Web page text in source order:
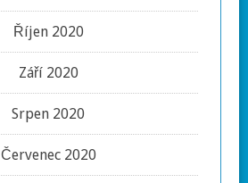
Říjen 2020
Září 2020
Srpen 2020
Červenec 2020